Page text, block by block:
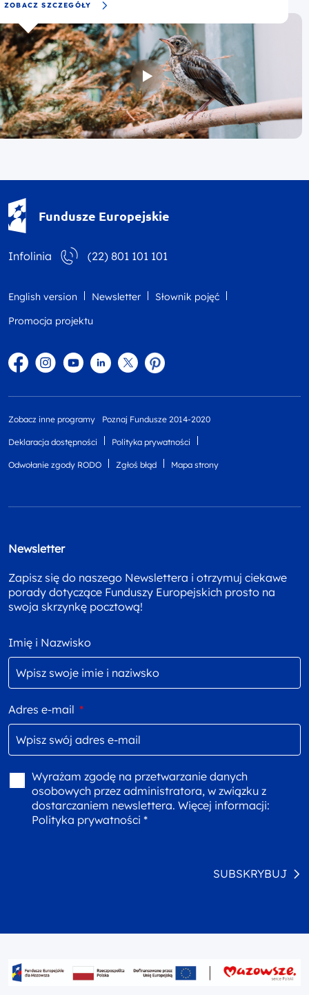
ZOBACZ SZCZEGÓŁY
Fundusze Europejskie
Infolinia (22) 801 101 101
English version Newsletter
Słownik pojęć
Promocja projektu
FacebookInstagram
YouTubeLinkedintwitterPinterest
Zobacz inne programy Poznaj Fundusze 2014-2020
Deklaracja dostępności Polityka prywatności
Odwołanie zgody RODO Zgłoś błąd Mapa strony
Newsletter
Zapisz się do naszego Newslettera i otrzymuj ciekawe
porady dotyczące Funduszy Europejskich prosto na
swoja skrzynkę pocztową!
Imię i Nazwisko
Adres e-mail *
Wyrażam zgodę na przetwarzanie danych
osobowych przez administratora, w związku z
dostarczaniem newslettera. Więcej informacji:
Polityka prywatności *
SUBSKRYBUJ